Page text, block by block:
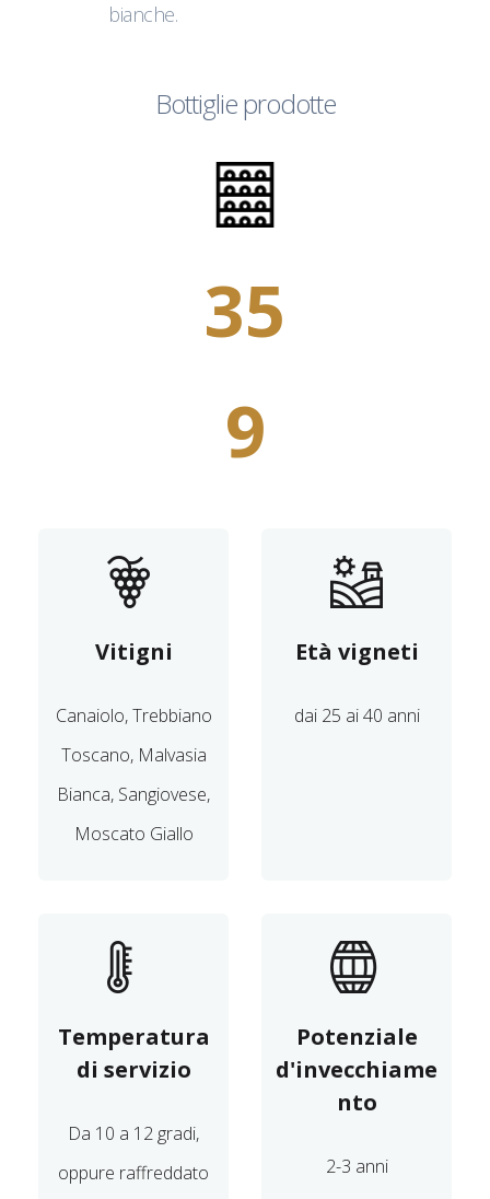
bianche.
Bottiglie prodotte
35
9
Vitigni
Canaiolo, Trebbiano
Toscano, Malvasia
Bianca, Sangiovese,
Moscato Giallo
Età vigneti
dai 25 ai 40 anni
Temperatura
di servizio
Da 10 a 12 gradi,
oppure raffreddato
Potenziale
d'invecchiame
nto
2-3 anni